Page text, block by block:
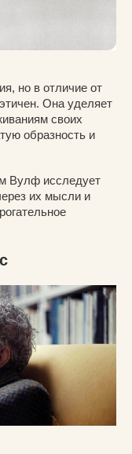
но в отличие от
Она уделяет
своих
образность и
Вулф исследует
их мысли и